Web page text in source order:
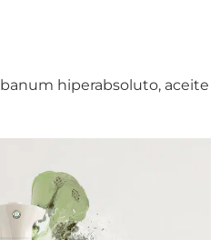
hiperabsoluto, aceite